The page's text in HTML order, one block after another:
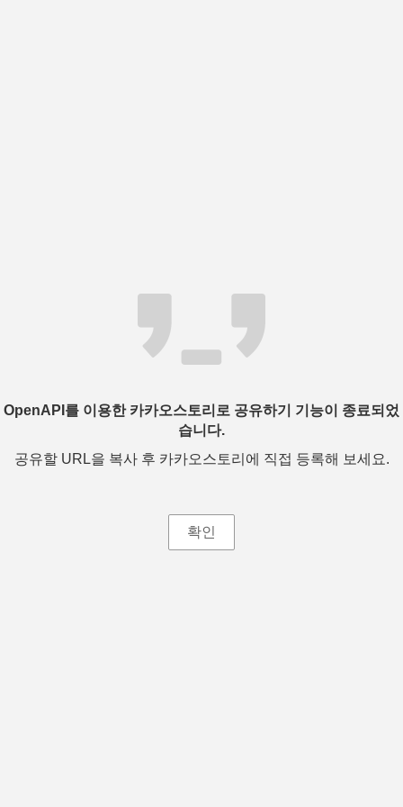
OpenAPI를 이용한 카카오스토리로 공유하기 기능이 종료되었
습니다.
공유할 URL을 복사 후 카카오스토리에 직접 등록해 보세요.
확인